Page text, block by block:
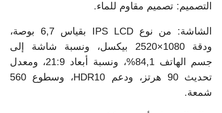
التصميم: تصميم مقاوم للماء.
الشاشة: من نوع IPS LCD بقياس 6,7 بوصة،
ودقة 1080×2520 بيكسل، ونسبة شاشة إلى
جسم الهاتف 84,1%، ونسبة أبعاد 21:9، ومعدل
تحديث 90 هرتز، ودعم HDR10، وسطوع 560
شمعة.